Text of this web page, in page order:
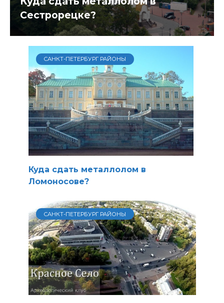
Сестрорецке?
САНКТ-ПЕТЕРБУРГ РАЙОНЫ
Куда сдать металлолом в
Ломоносове?
САНКТ-ПЕТЕРБУРГ РАЙОНЫ